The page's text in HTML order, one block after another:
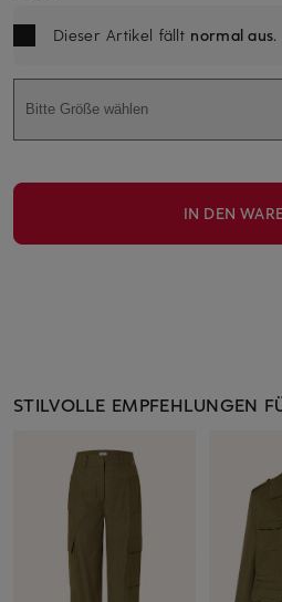
Dieser Artikel fällt normal aus.
Bitte Größe wählen
IN DEN
STILVOLLE EMPFEHLUNGEN